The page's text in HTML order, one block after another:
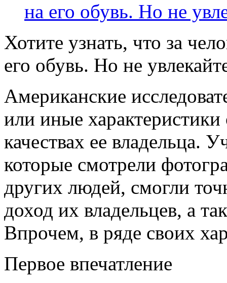
на его обувь. Но не
Хотите узнать, что за
его обувь. Но не
Американские
или иные
качествах ее владельца.
которые смотрели
других людей, смогли
доход их владельцев, а
Впрочем, в ряде своих
Первое впечатление